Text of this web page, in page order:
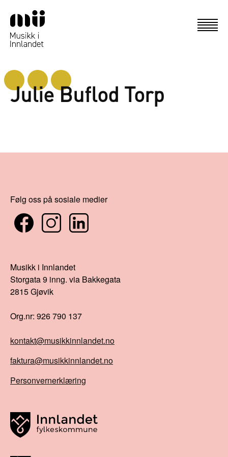
Julie Buflod Torp
Følg oss på sosiale medier
Musikk i Innlandet
Storgata 9 inng. via Bakkegata
2815 Gjøvik
Org.nr: 926 790 137
kontakt@musikkinnlandet.no
faktura@musikkinnlandet.no
Personvernerklæring